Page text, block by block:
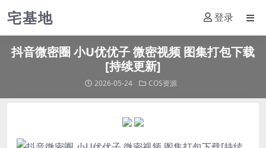
宅基地 登录
抖音微密圈 小U优优子 微密视频 图集打包下载
[持续更新]
2026-05-24 COS资源